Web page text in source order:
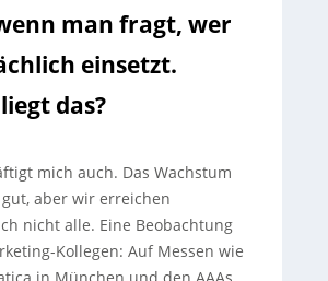
man fragt, wer
einsetzt.
das?
mich auch. Das Wachstum
aber wir erreichen
nicht alle. Eine Beobachtung
Kollegen: Auf Messen wie
in München und den AAAs